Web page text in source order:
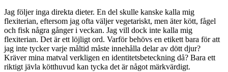
Jag följer inga direkta dieter. En del skulle kanske kalla mig
flexiterian, eftersom jag ofta väljer vegetariskt, men äter kött, fågel
och fisk några gånger i veckan. Jag vill dock inte kalla mig
flexiterian. Det är ett löjligt ord. Varför behövs en etikett bara för att
jag inte tycker varje måltid måste innehålla delar av dött djur?
Kräver mina matval verkligen en identitetsbeteckning då? Bara ett
riktigt jävla kötthuvud kan tycka det är något märkvärdigt.